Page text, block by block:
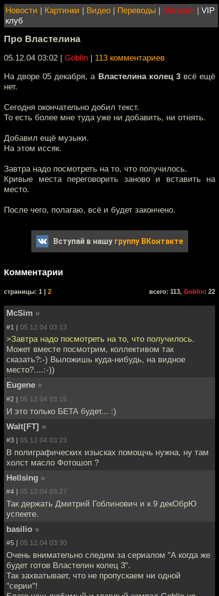
Новости | Картинки | Видео | Переводы | Магазин | VIP
клуб
Про Властелина
05.12.04 03:02 | Goblin | 113 комментариев
На дворе 05 декабря, а Властелина колец 3всё ещё
нет.
Сегодня окончательно добил текст.
То есть более мне туда уже ни добавить, ни отнять.
Добавил ещё музыки.
На этом иссяк.
Завтра надо посмотреть на то, что получилось.
Кривые места переговорить заново и вставить на
место.
После чего, полагаю, всё и будет закончено.
Вступай в нашу группу ВКонтакте
Комментарии
cтраницы: 1 | 2 всего: 113, Goblin: 22
McSim »
#1 | 05.12.04 03:13
>Завтра надо посмотреть на то, что получилось.
Может вместе посмотрим, коллективом так
сказать?:-) Выложишь куда-нибудь, на видное
место?....:-))
Eugene »
#2 | 05.12.04 03:15
И это только БЕТА будет... :)
Walt[FT] »
#3 | 05.12.04 03:23
В полиграфических изысках помощчь нужна, ну там
холст масло Фотошоп ?
Hellsing »
#4 | 05.12.04 03:27
Так держать Дмитрий Гоблинович и к 9 декОбрЮ
успеете.
basilio »
#5 | 05.12.04 03:30
Очень внимательно следим за сериалом "А когда же
будет готов Властелин колец 3".
Так захватывает, что не пропускаем ни одной
"серии"!